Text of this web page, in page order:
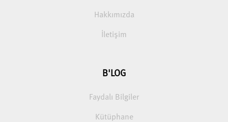
Hakkımızda
İletişim
B'LOG
Faydalı Bilgiler
Kütüphane